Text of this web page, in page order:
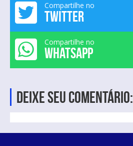
Compartilhe no
TWITTER
Compartilhe no
WHATSAPP
Deixe seu comentário: